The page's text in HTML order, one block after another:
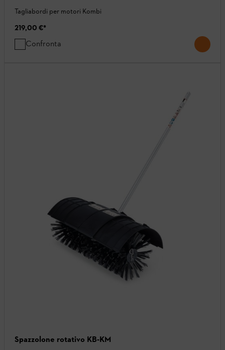
Tagliabordi per motori Kombi
219,00 €*
Confronta
Spazzolone rotativo KB-KM